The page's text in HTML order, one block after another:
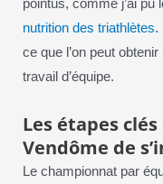
pointus, comme j’ai pu
nutrition des triathlètes.
ce que l’on peut
travail d’équipe.
Les étapes
Vendôme de
Le championnat par